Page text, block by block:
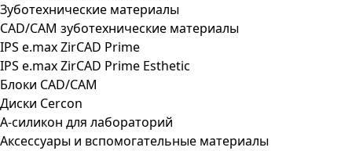
Зуботехнические материалы
CAD/CAM зуботехнические материалы
IPS e.max ZirCAD Prime
IPS e.max ZirCAD Prime Esthetic
Блоки CAD/CAM
Диски Cercon
А-силикон для лабораторий
Аксессуары и вспомогательные материалы